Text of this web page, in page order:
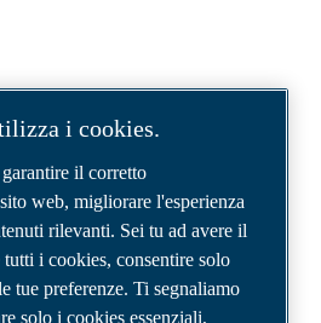
d'aria ABAC
i cookies.
il corretto
web, migliorare l'esperienza
rilevanti. Sei tu ad avere il
i cookies, consentire solo
tue preferenze. Ti segnaliamo
solo i cookies essenziali,